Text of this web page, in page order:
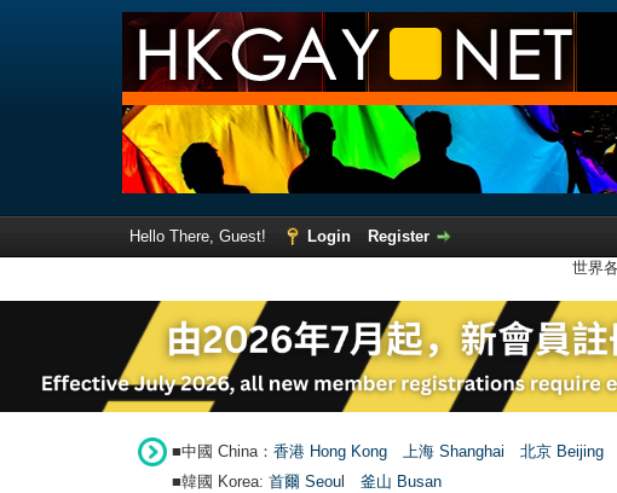
Hello There, Guest! Login
Register
世界
■中國 China： 香港 Hong Kong 上海 Shanghai 北京 Beijing
■韓國 Korea: 首爾 Seou 釜山 Busan